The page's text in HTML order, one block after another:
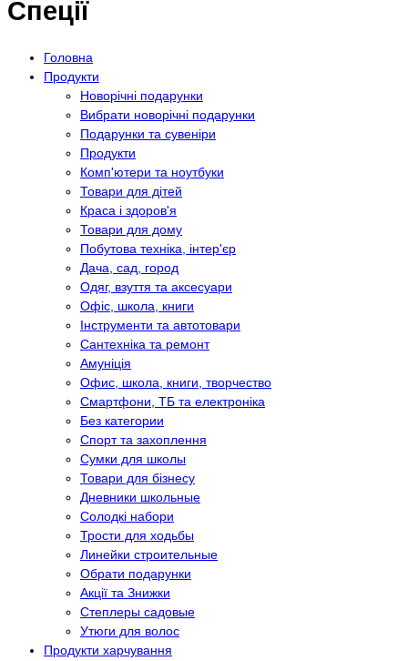
Спеції
Головна
Продукти
Новорічні подарунки
Вибрати новорічні подарунки
Подарунки та сувеніри
Продукти
Комп'ютери та ноутбуки
Товари для дітей
Краса і здоров'я
Товари для дому
Побутова техніка, інтер'єр
Дача, сад, город
Одяг, взуття та аксесуари
Офіс, школа, книги
Інструменти та автотовари
Сантехніка та ремонт
Амуніція
Офис, школа, книги, творчество
Смартфони, ТБ та електроніка
Без категории
Спорт та захоплення
Сумки для школы
Товари для бізнесу
Дневники школьные
Солодкі набори
Трости для ходьбы
Линейки строительные
Обрати подарунки
Акції та Знижки
Степлеры садовые
Утюги для волос
Продукти харчування